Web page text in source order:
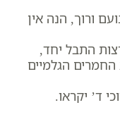
ורוך, הנה אין
התבל יחד,
הגלמיים
ד’ יקראו.